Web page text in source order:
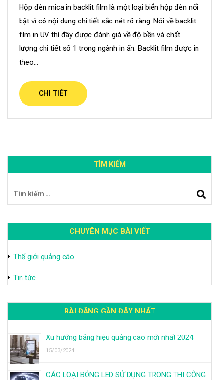
i
n
Hộp đèn mica in backlit film là một loại biển hộp đèn nổi
bật vì có nội dung chi tiết sắc nét rõ ràng. Nói về backlit
film in UV thì đây được đánh giá về độ bền và chất
lượng chi tiết số 1 trong ngành in ấn. Backlit film được in
theo...
CHI TIẾT
TÌM KIẾM
CHUYÊN MỤC BÀI VIẾT
Thế giới quảng cáo
Tin tức
BÀI ĐĂNG GẦN ĐÂY NHẤT
Xu hướng bảng hiệu quảng cáo mới nhất 2024
15/03/2024
CÁC LOẠI BÓNG LED SỬ DỤNG TRONG THI CÔNG